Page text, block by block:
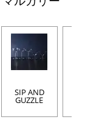
SIP AND
GUZZLE